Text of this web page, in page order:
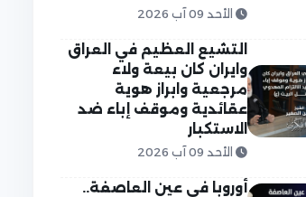
الأحد 09 آب 2026
التشيع العظيم في العراق
وايران كان بيعة ولاء
مرجعية وابراز هوية
عقائدية وموقف إباء ضد
الاستكبار
الأحد 09 آب 2026
أوروبا في عين العاصفة..